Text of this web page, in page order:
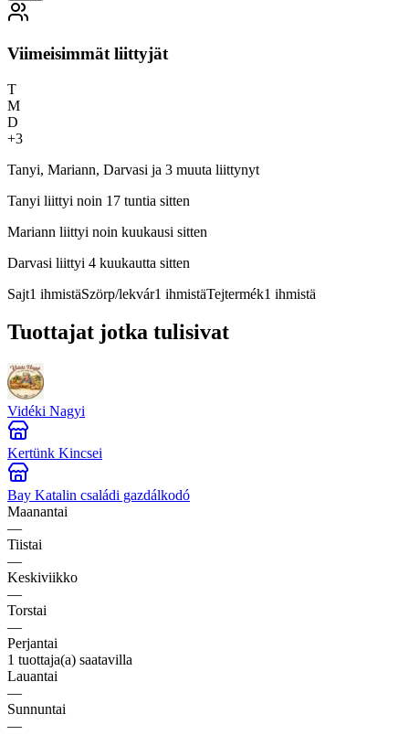
Viimeisimmät liittyjät
T
M
D
+3
Tanyi, Mariann, Darvasi ja 3 muuta liittynyt
Tanyi liittyi noin 17 tuntia sitten
Mariann liittyi noin kuukausi sitten
Darvasi liittyi 4 kuukautta sitten
Sajt1 ihmistäSzörp/lekvár1 ihmistäTejtermék1 ihmistä
Tuottajat jotka tulisivat
Vidéki Nagyi
Kertünk Kincsei
Bay Katalin családi gazdálkodó
Maanantai
—
Tiistai
—
Keskiviikko
—
Torstai
—
Perjantai
1 tuottaja(a) saatavilla
Lauantai
—
Sunnuntai
—